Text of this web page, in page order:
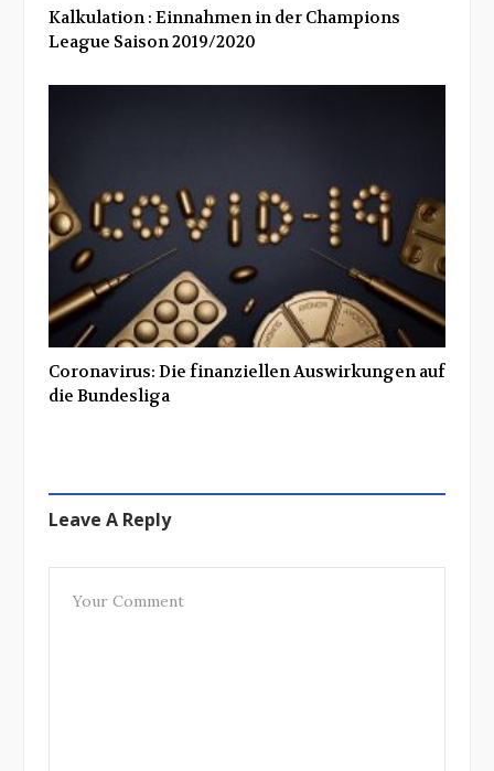
Kalkulation : Einnahmen in der Champions
League Saison 2019/2020
Coronavirus: Die finanziellen Auswirkungen auf
die Bundesliga
Leave A Reply